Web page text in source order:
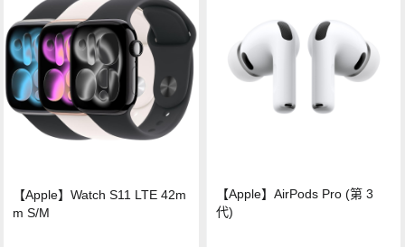
【Apple】Watch S11 LTE 42m
m S/M
【Apple】AirPods Pro (第 3
代)